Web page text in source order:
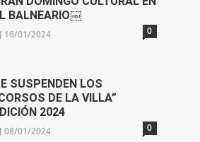
BALNEARIO￼
16/01/2024 0
SUSPENDEN LOS
DE LA VILLA”
2024
08/01/2024 0